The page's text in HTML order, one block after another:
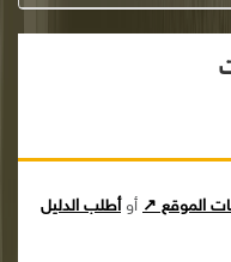
الموقع ↗ أوأطلب الدليل